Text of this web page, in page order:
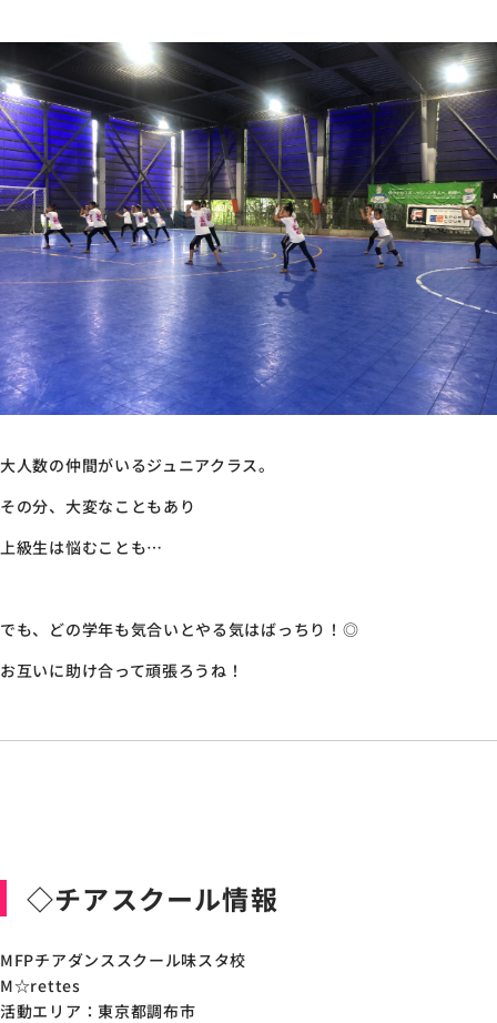
大人数の仲間がいるジュニアクラス。
その分、大変なこともあり
上級生は悩むことも…
でも、どの学年も気合いとやる気はばっちり！◎
お互いに助け合って頑張ろうね！
◇チアスクール情報
MFPチアダンススクール味スタ校
M☆rettes
活動エリア：東京都調布市